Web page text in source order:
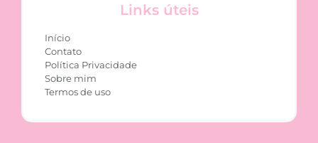
Links úteis
Início
Contato
Política Privacidade
Sobre mim
Termos de uso